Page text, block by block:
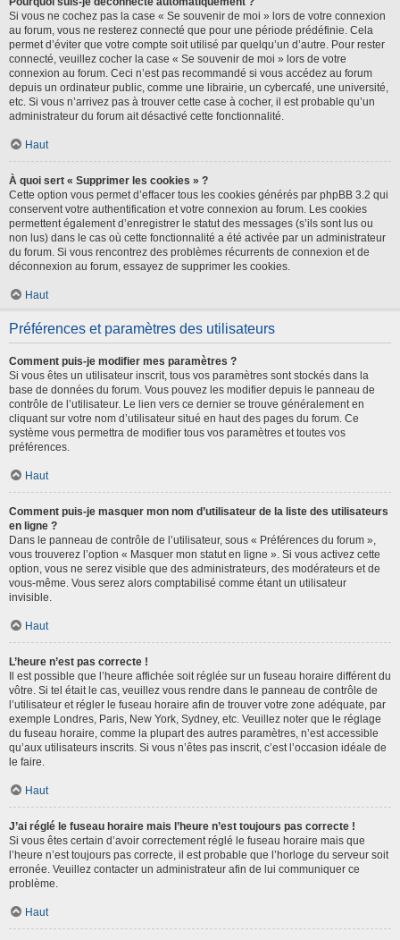
Si vous ne cochez pas la case « Se souvenir de moi » lors de votre connexion
au forum, vous ne resterez connecté que pour une période prédéfinie. Cela
permet d’éviter que votre compte soit utilisé par quelqu’un d’autre. Pour rester
connecté, veuillez cocher la case « Se souvenir de moi » lors de votre
connexion au forum. Ceci n’est pas recommandé si vous accédez au forum
depuis un ordinateur public, comme une librairie, un cybercafé, une université,
etc. Si vous n’arrivez pas à trouver cette case à cocher, il est probable qu’un
administrateur du forum ait désactivé cette fonctionnalité.
Haut
À quoi sert « Supprimer les cookies » ?
Cette option vous permet d’effacer tous les cookies générés par phpBB 3.2 qui
conservent votre authentification et votre connexion au forum. Les cookies
permettent également d’enregistrer le statut des messages (s’ils sont lus ou
non lus) dans le cas où cette fonctionnalité a été activée par un administrateur
du forum. Si vous rencontrez des problèmes récurrents de connexion et de
déconnexion au forum, essayez de supprimer les cookies.
Haut
Préférences et paramètres des utilisateurs
Comment puis-je modifier mes paramètres ?
Si vous êtes un utilisateur inscrit, tous vos paramètres sont stockés dans la
base de données du forum. Vous pouvez les modifier depuis le panneau de
contrôle de l’utilisateur. Le lien vers ce dernier se trouve généralement en
cliquant sur votre nom d’utilisateur situé en haut des pages du forum. Ce
système vous permettra de modifier tous vos paramètres et toutes vos
préférences.
Haut
Comment puis-je masquer mon nom d’utilisateur de la liste des utilisateurs
en ligne ?
Dans le panneau de contrôle de l’utilisateur, sous « Préférences du forum »,
vous trouverez l’option « Masquer mon statut en ligne ». Si vous activez cette
option, vous ne serez visible que des administrateurs, des modérateurs et de
vous-même. Vous serez alors comptabilisé comme étant un utilisateur
invisible.
Haut
L’heure n’est pas correcte !
Il est possible que l’heure affichée soit réglée sur un fuseau horaire différent du
vôtre. Si tel était le cas, veuillez vous rendre dans le panneau de contrôle de
l’utilisateur et régler le fuseau horaire afin de trouver votre zone adéquate, par
exemple Londres, Paris, New York, Sydney, etc. Veuillez noter que le réglage
du fuseau horaire, comme la plupart des autres paramètres, n’est accessible
qu’aux utilisateurs inscrits. Si vous n’êtes pas inscrit, c’est l’occasion idéale de
le faire.
Haut
J’ai réglé le fuseau horaire mais l’heure n’est toujours pas correcte !
Si vous êtes certain d’avoir correctement réglé le fuseau horaire mais que
l’heure n’est toujours pas correcte, il est probable que l’horloge du serveur soit
erronée. Veuillez contacter un administrateur afin de lui communiquer ce
problème.
Haut